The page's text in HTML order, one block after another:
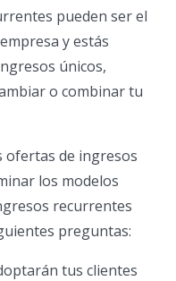
pueden ser el
y estás
únicos,
o combinar tu
ofertas de ingresos
los modelos
recurrentes
preguntas:
tus clientes